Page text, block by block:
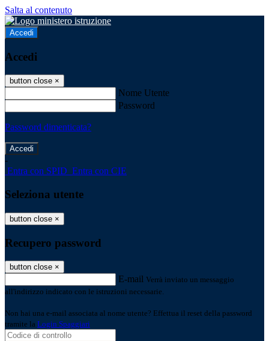
Salta al contenuto
Accedi
Accedi
button close ×
Nome Utente
Password
Password dimenticata?
-
Entra con SPID Entra con CIE
Seleziona utente
button close ×
Recupero password
button close ×
E-mail Verrà inviato un messaggio
all'indirizzo indicato con le istruzioni necessarie.
Non hai una e-mail associata al nome utente? Effettua il reset della password
tramite la Login Spaggiari